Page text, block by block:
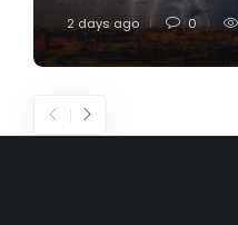
2 days ago 0